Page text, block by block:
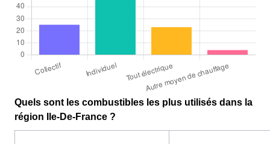
Quels sont les combustibles les plus utilisés dans la
région Ile-De-France ?